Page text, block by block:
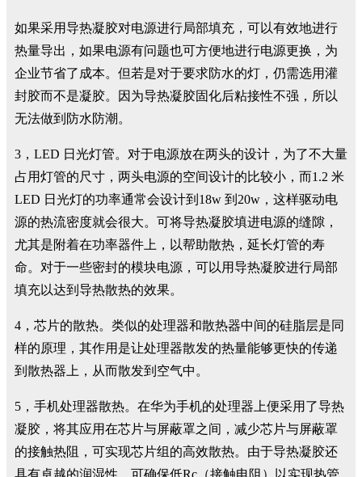
如果采用导热凝胶对电源进行局部填充，可以有效地进行
热量导出，如果电源有问题也可方便地进行电源更换，为
企业节省了成本。但若是对于要求防水的灯，仍需选用灌
封胶而不是凝胶。因为导热凝胶固化后粘接性不强，所以
无法做到防水防潮。
3，LED 日光灯管。对于电源放在两头的设计，为了不大量
占用灯管的尺寸，两头电源的空间设计的比较小，而1.2 米
LED 日光灯的功率通常会设计到18w 到20w，这样驱动电
源的热流密度就会很大。可将导热凝胶填进电源的缝隙，
尤其是附着在功率器件上，以帮助散热，延长灯管的寿
命。对于一些密封的模块电源，可以用导热凝胶进行局部
填充以达到导热散热的效果。
4，芯片的散热。类似的处理器和散热器中间的硅脂层是同
样的原理，其作用是让处理器散发的热量能够更快的传递
到散热器上，从而散发到空气中。
5，手机处理器散热。在华为手机的处理器上便采用了导热
凝胶，将其应用在芯片与屏蔽罩之间，减少芯片与屏蔽罩
的接触热阻，可实现芯片组的高效散热。由于导热凝胶还
具有卓越的润湿性，可确保低Rc（接触电阻）以实现热管